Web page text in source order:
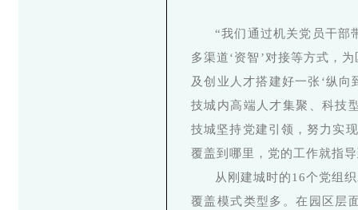
“我们通过机关党员干部
多渠道‘资智’对接等方式，
及创业人才搭建好一张‘纵
技城内高端人才集聚、科技
技城坚持党建引领，努力实
覆盖到哪里，党的工作就指
从刚建城时的16个党组
覆盖模式类型多。在园区层